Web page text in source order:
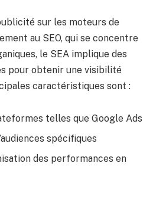
sur les moteurs de
au SEO, qui se concentre
le SEA implique des
pour obtenir une visibilité
caractéristiques sont :
telles que Google Ads
spécifiques
des performances en